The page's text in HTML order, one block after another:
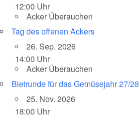
Office 365
12:00 Uhr
Acker Überauchen
Tag des offenen Ackers
26. Sep. 2026
14:00 Uhr
Acker Überauchen
Bietrunde für das Gemüsejahr 27/28
25. Nov. 2026
18:00 Uhr